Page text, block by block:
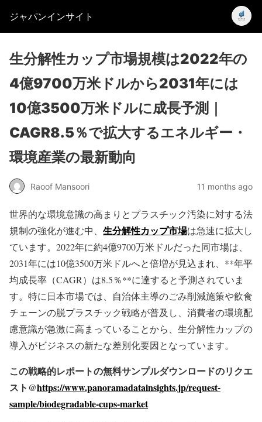
ジャパンインサイト
生分解性カップ市場規模は2022年の
4億9700万米ドルから2031年には
10億3500万米ドルに成長予測｜
CAGR8.5％で拡大するエネルギー・
環境産業の最新動向
Raoof Mansoori 11 months ago
世界的な環境意識の高まりとプラスチック汚染に対する法
規制の強化が進む中、 生分解性カップ市場は急速に拡大し
ています。2022年に約4億9700万米ドルだった同市場は、
2031年には10億3500万米ドルへと倍増が見込まれ、**年平
均成長率（CAGR）は8.5％**に達すると予測されていま
す。特に日本市場では、自治体主導のごみ削減施策や飲食
チェーンの脱プラスチック戦略が普及し、消費者の環境配
慮意識が急激に高まっていることから、生分解性カップの
導入がビジネスの新たな差別化要因となっています。
この戦略的レポートの無料サンプルダウンロードのリクエ
スト@https://www.panoramadatainsights.jp/request-
sample/biodegradable-cups-market